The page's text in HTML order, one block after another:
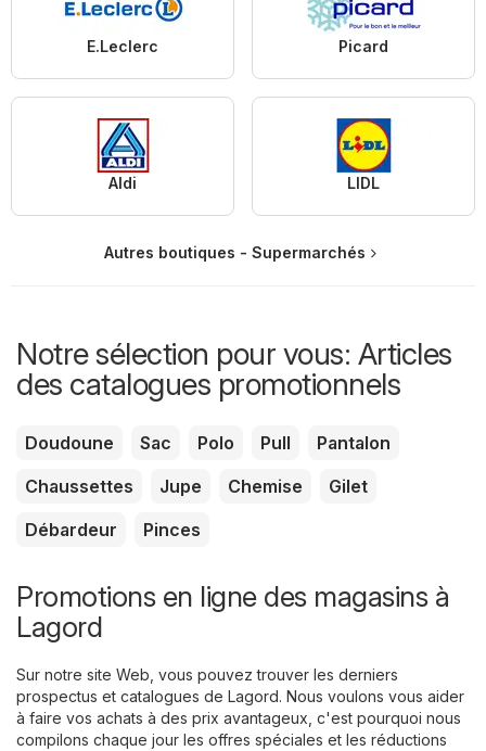
E.Leclerc Picard
Aldi LIDL
Autres boutiques - Supermarchés
Notre sélection pour vous: Articles
des catalogues promotionnels
Doudoune Sac Polo Pull
Pantalon
Chaussettes
Jupe Chemise
Gilet
Débardeur
Pinces
Promotions en ligne des magasins à
Lagord
Sur notre site Web, vous pouvez trouver les derniers
prospectus et catalogues de Lagord. Nous voulons vous aider
à faire vos achats à des prix avantageux, c'est pourquoi nous
compilons chaque jour les offres spéciales et les réductions